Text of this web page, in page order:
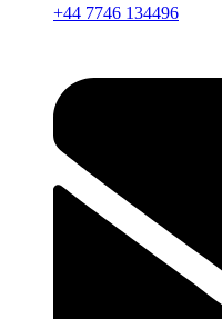
+44 7746 134496